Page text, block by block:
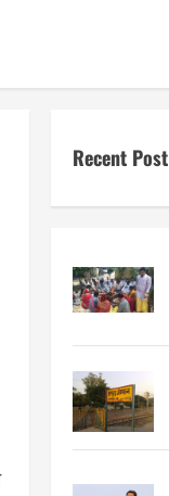
Recent Post